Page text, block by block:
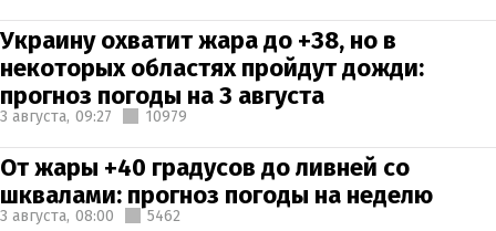
Украину охватит жара до +38, но в
некоторых областях пройдут дожди:
прогноз погоды на 3 августа
3 августа, 09:27 10979
От жары +40 градусов до ливней со
шквалами: прогноз погоды на неделю
3 августа, 08:00 5462